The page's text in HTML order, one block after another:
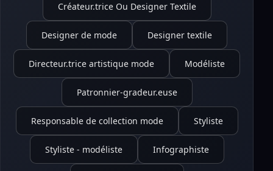
Créateur.trice Ou Designer Textile
Designer de mode Designer textile
Directeur.trice artistique mode Modéliste
Patronnier-gradeur.euse
Responsable de collection mode Styliste
Styliste - modéliste Infographiste